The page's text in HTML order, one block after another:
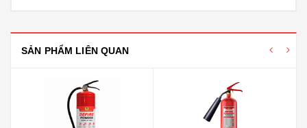
SẢN PHẨM LIÊN QUAN